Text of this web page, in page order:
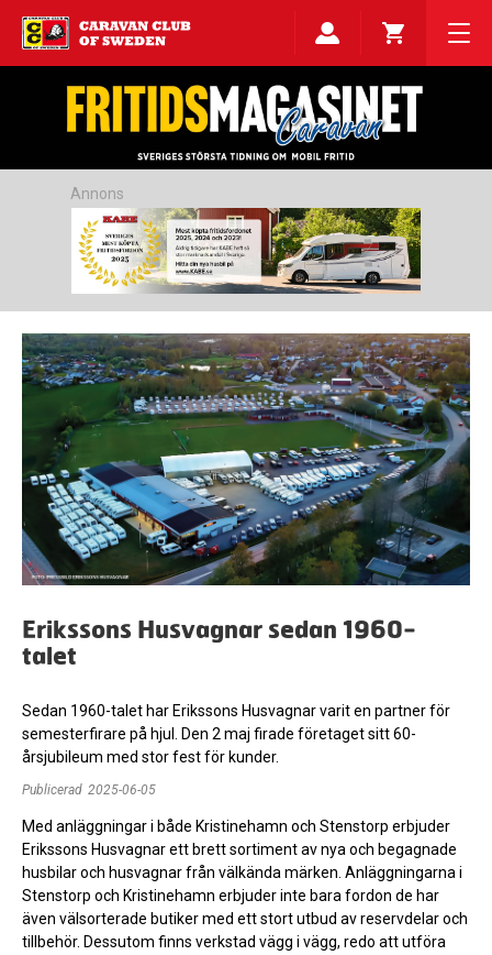
Annons
Erikssons Husvagnar sedan 1960-
talet
Sedan 1960-talet har Erikssons Husvagnar varit en partner för
semesterfirare på hjul. Den 2 maj firade företaget sitt 60-
årsjubileum med stor fest för kunder.
Publicerad 2025-06-05
Med anläggningar i både Kristinehamn och Stenstorp erbjuder
Erikssons Husvagnar ett brett sortiment av nya och begagnade
husbilar och husvagnar från välkända märken. Anläggningarna i
Stenstorp och Kristinehamn erbjuder inte bara fordon de har
även välsorterade butiker med ett stort utbud av reservdelar och
tillbehör. Dessutom finns verkstad vägg i vägg, redo att utföra